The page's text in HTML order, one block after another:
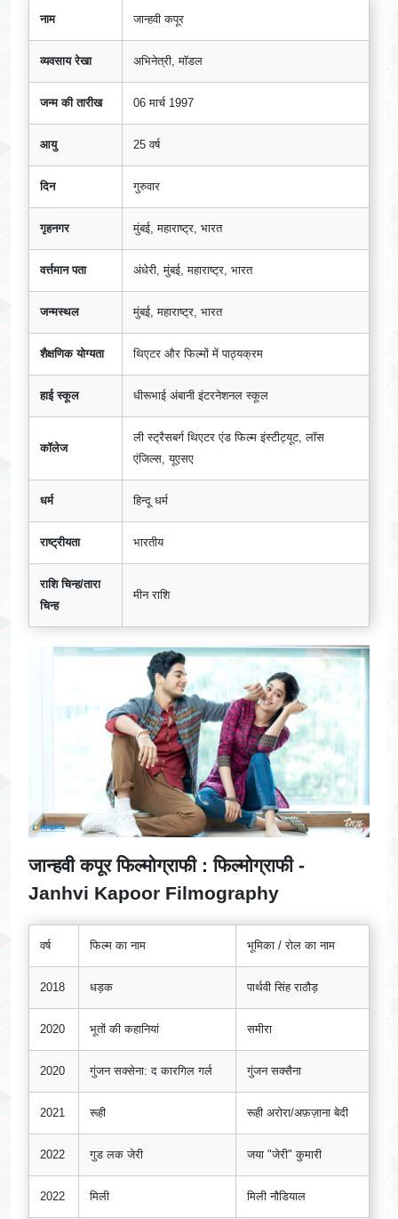
नाम जान्हवी कपूर
व्यवसाय रेखा अभिनेत्री, मॉडल
जन्म की तारीख 06 मार्च 1997
आयु 25 वर्ष
दिन गुरुवार
गृहनगर मुंबई, महाराष्ट्र, भारत
वर्त्तमान पता अंधेरी, मुंबई, महाराष्ट्र, भारत
जन्मस्थल मुंबई, महाराष्ट्र, भारत
शैक्षणिक योग्यता थिएटर और फिल्मों में पाठ्यक्रम
हाई स्कूल धीरूभाई अंबानी इंटरनेशनल स्कूल
कॉलेज
ली स्ट्रैसबर्ग थिएटर एंड फिल्म इंस्टीट्यूट, लॉस
एंजिल्स, यूएसए
धर्म हिन्दू धर्म
राष्ट्रीयता भारतीय
राशि चिन्ह/तारा
चिन्ह
मीन राशि
जान्हवी कपूर फिल्मोग्राफी : फिल्मोग्राफी -
Janhvi Kapoor Filmography
वर्ष फिल्म का नाम भूमिका / रोल का नाम
2018 धड़क पार्थवी सिंह राठौड़
2020 भूतों की कहानियां समीरा
2020 गुंजन सक्सेना: द कारगिल गर्ल गुंजन सक्सैना
2021 रूही रूही अरोरा/अफ़ज़ाना बेदी
2022 गुड लक जेरी जया "जेरी" कुमारी
2022 मिली मिली नौडियाल